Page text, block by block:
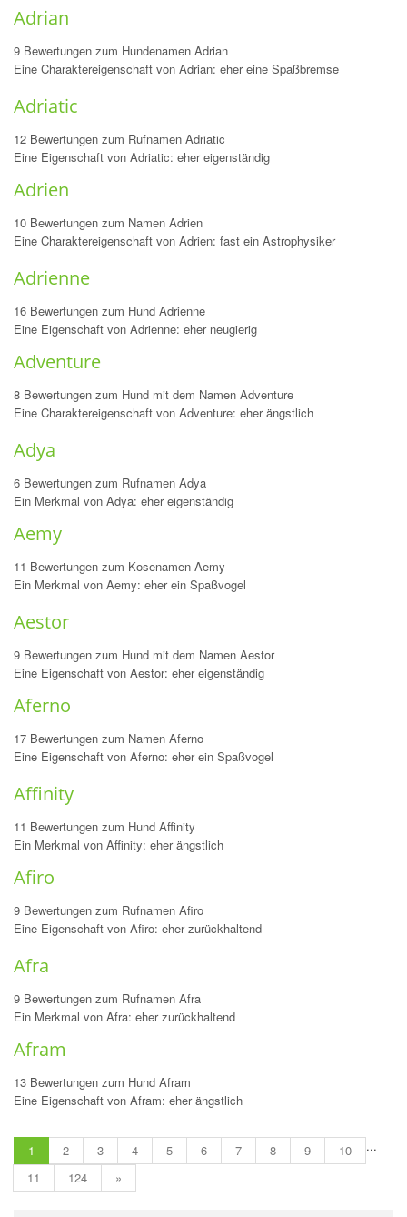
Adrian
9 Bewertungen zum Hundenamen Adrian
Eine Charaktereigenschaft von Adrian: eher eine Spaßbremse
Adriatic
12 Bewertungen zum Rufnamen Adriatic
Eine Eigenschaft von Adriatic: eher eigenständig
Adrien
10 Bewertungen zum Namen Adrien
Eine Charaktereigenschaft von Adrien: fast ein Astrophysiker
Adrienne
16 Bewertungen zum Hund Adrienne
Eine Eigenschaft von Adrienne: eher neugierig
Adventure
8 Bewertungen zum Hund mit dem Namen Adventure
Eine Charaktereigenschaft von Adventure: eher ängstlich
Adya
6 Bewertungen zum Rufnamen Adya
Ein Merkmal von Adya: eher eigenständig
Aemy
11 Bewertungen zum Kosenamen Aemy
Ein Merkmal von Aemy: eher ein Spaßvogel
Aestor
9 Bewertungen zum Hund mit dem Namen Aestor
Eine Eigenschaft von Aestor: eher eigenständig
Aferno
17 Bewertungen zum Namen Aferno
Eine Eigenschaft von Aferno: eher ein Spaßvogel
Affinity
11 Bewertungen zum Hund Affinity
Ein Merkmal von Affinity: eher ängstlich
Afiro
9 Bewertungen zum Rufnamen Afiro
Eine Eigenschaft von Afiro: eher zurückhaltend
Afra
9 Bewertungen zum Rufnamen Afra
Ein Merkmal von Afra: eher zurückhaltend
Afram
13 Bewertungen zum Hund Afram
Eine Eigenschaft von Afram: eher ängstlich
1 2 3 4 5 6 7 8 9
10
11
...
124
»